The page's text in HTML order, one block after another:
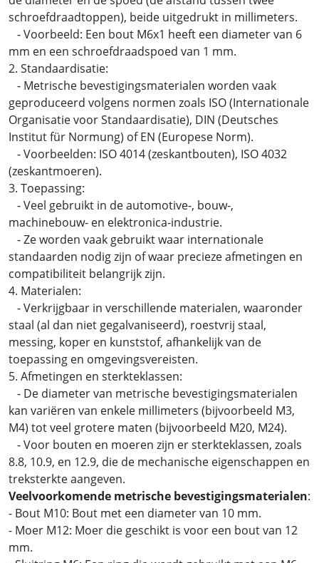
schroefdraadtoppen), beide uitgedrukt in millimeters.
- Voorbeeld: Een bout M6x1 heeft een diameter van 6
mm en een schroefdraadspoed van 1 mm.
2. Standaardisatie:
- Metrische bevestigingsmaterialen worden vaak
geproduceerd volgens normen zoals ISO (Internationale
Organisatie voor Standaardisatie), DIN (Deutsches
Institut für Normung) of EN (Europese Norm).
- Voorbeelden: ISO 4014 (zeskantbouten), ISO 4032
(zeskantmoeren).
3. Toepassing:
- Veel gebruikt in de automotive-, bouw-,
machinebouw- en elektronica-industrie.
- Ze worden vaak gebruikt waar internationale
standaarden nodig zijn of waar precieze afmetingen en
compatibiliteit belangrijk zijn.
4. Materialen:
- Verkrijgbaar in verschillende materialen, waaronder
staal (al dan niet gegalvaniseerd), roestvrij staal,
messing, koper en kunststof, afhankelijk van de
toepassing en omgevingsvereisten.
5. Afmetingen en sterkteklassen:
- De diameter van metrische bevestigingsmaterialen
kan variëren van enkele millimeters (bijvoorbeeld M3,
M4) tot veel grotere maten (bijvoorbeeld M20, M24).
- Voor bouten en moeren zijn er sterkteklassen, zoals
8.8, 10.9, en 12.9, die de mechanische eigenschappen en
treksterkte aangeven.
Veelvoorkomende metrische bevestigingsmaterialen:
- Bout M10: Bout met een diameter van 10 mm.
- Moer M12: Moer die geschikt is voor een bout van 12
mm.